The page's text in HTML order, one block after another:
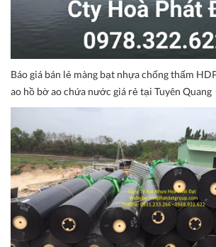
Báo giá bán lẻ màng bạt nhựa chống thấm
ao hồ bờ ao chứa nước giá rẻ tại Tuyên Quang